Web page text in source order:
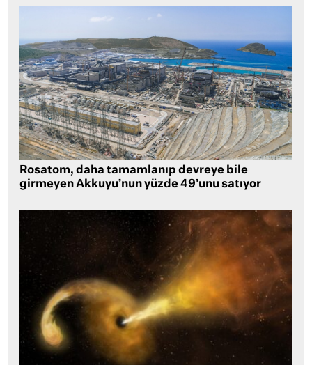
Rosatom, daha tamamlanıp devreye bile
girmeyen Akkuyu’nun yüzde 49’unu satıyor